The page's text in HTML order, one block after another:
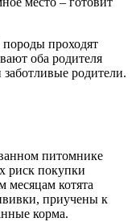
породы проходят
оба родителя
родители.
питомнике
риск покупки
месяцам котята
приучены к
корма.